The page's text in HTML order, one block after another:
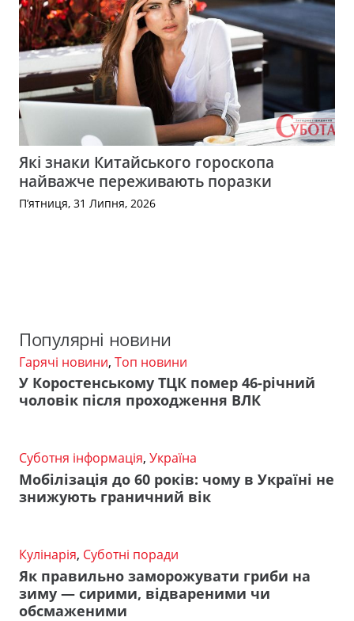
Які знаки Китайського гороскопа
найважче переживають поразки
П’ятниця, 31 Липня, 2026
Популярні новини
Гарячі новини, Топ новини
У Коростенському ТЦК помер 46-річний
чоловік після проходження ВЛК
Суботня інформація, Україна
Мобілізація до 60 років: чому в Україні не
знижують граничний вік
Кулінарія, Суботні поради
Як правильно заморожувати гриби на
зиму — сирими, відвареними чи
обсмаженими